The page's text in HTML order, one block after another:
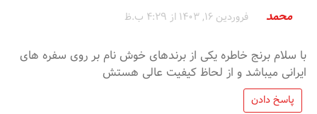
محمد فروردین 16, 1403 از 4:29 ب.ظ
با سلام برنج خاطره یکی از برندهای خوش نام بر روی سفره های
ایرانی میباشد و از لحاظ کیفیت عالی هستش
پاسخ دادن